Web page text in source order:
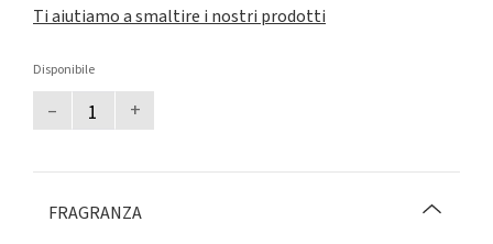
Ti aiutiamo a smaltire i nostri prodotti
Disponibile
– +
FRAGRANZA